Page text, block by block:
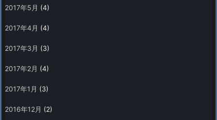
2017年5月 (4)
2017年4月 (4)
2017年3月 (3)
2017年2月 (4)
2017年1月 (3)
2016年12月 (2)